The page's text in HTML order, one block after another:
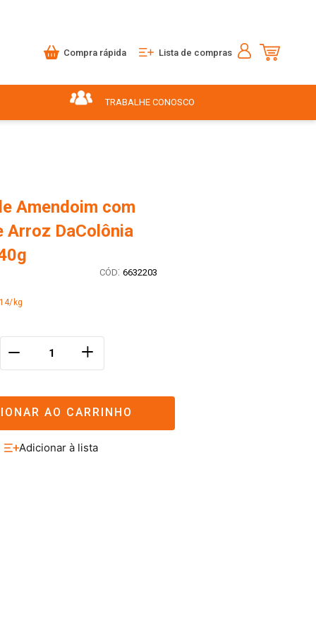
Compra rápida Lista de compras
TRABALHE CONOSCO
Amendoim com
Arroz DaColônia
: 6632203
kg
＋
AO CARRINHO